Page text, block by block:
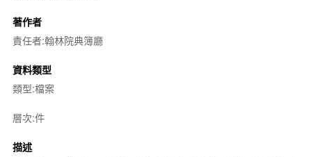
著作者
責任者:翰林院典簿廳
資料類型
類型:檔案
層次:件
描述